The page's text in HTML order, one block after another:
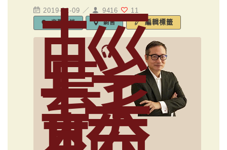
2019-01-09 ／ 9416 11
商務洽談 銷售 編輯標籤
輕
鬆